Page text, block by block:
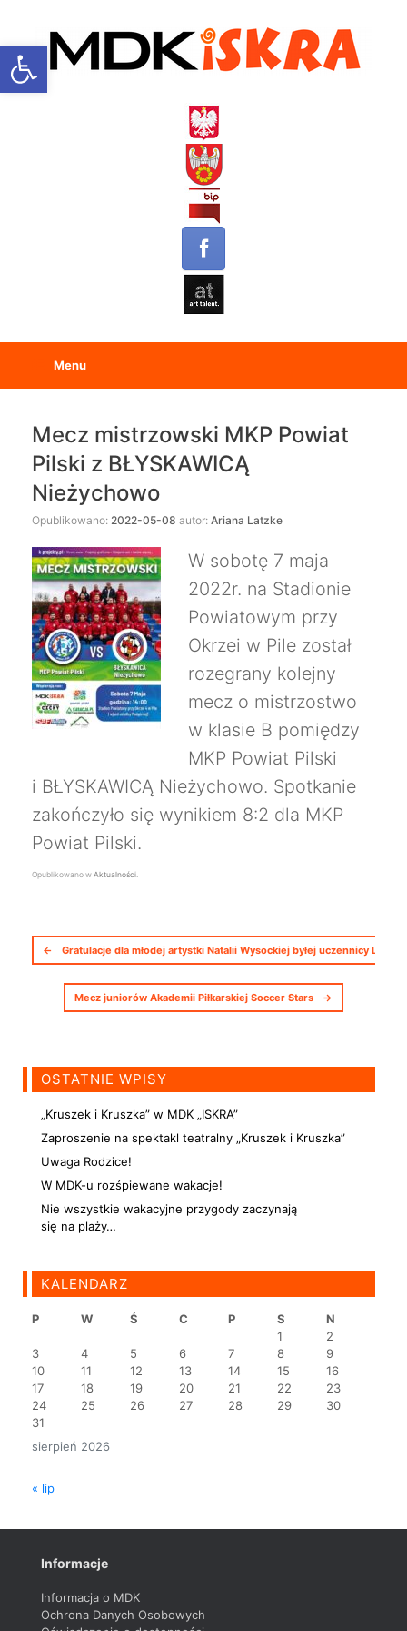
Open toolbar
Menu
Mecz mistrzowski MKP Powiat
Pilski z BŁYSKAWICĄ
Nieżychowo
Opublikowano: 2022-05-08 autor: Ariana Latzke
W sobotę 7 maja
2022r. na Stadionie
Powiatowym przy
Okrzei w Pile został
rozegrany kolejny
mecz o mistrzostwo
w klasie B pomiędzy
MKP Powiat Pilski
i BŁYSKAWICĄ Nieżychowo. Spotkanie
zakończyło się wynikiem 8:2 dla MKP
Powiat Pilski.
Opublikowano w Aktualności
Nawigacja postów
← Gratulacje dla młodej artystki Natalii Wysockiej byłej uczennicy
Mecz juniorów Akademii Piłkarskiej Soccer Stars →
OSTATNIE WPISY
„Kruszek i Kruszka” w MDK „ISKRA”
Zaproszenie na spektakl teatralny „Kruszek i Kruszka”
Uwaga Rodzice!
W MDK-u rozśpiewane wakacje!
Nie wszystkie wakacyjne przygody zaczynają
się na plaży…
KALENDARZ
sierpień 2026
P W Ś C P S
N
1
2
3
4 5 6 7 8
9
10
11 12 13 14 15
16
17
18 19 20 21 22
23
24
25 26 27 28 29
30
31
« lip
Informacje
Informacja o MDK
Ochrona Danych Osobowych